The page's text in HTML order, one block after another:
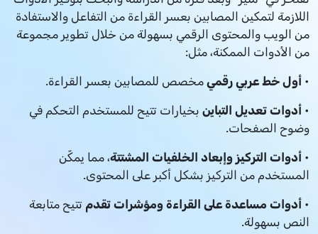
اللازمة لتمكين المصابين بعسر القراءة من التفاعل والاستفادة
من الويب والمحتوى الرقمي بسهولة من خلال تطوير مجموعة
من الأدوات الممكنة، مثل:
• أول خط عربي رقمي مخصص للمصابين بعسر القراءة.
• أدوات تعديل التباين بخيارات تتيح للمستخدم التحكم في
وضوح الصفحات.
• أدوات التركيز وإبعاد الخلفيات المشتتة، مما يمكّن
المستخدم من التركيز بشكل أكبر على المحتوى.
• أدوات مساعدة على القراءة ومؤشرات تقدم تتيح متابعة
النص بسهولة.